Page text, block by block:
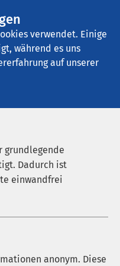
verwendet. Einige
während es uns
auf unserer
grundlegende
Dadurch ist
einwandfrei
anonym. Diese
bei